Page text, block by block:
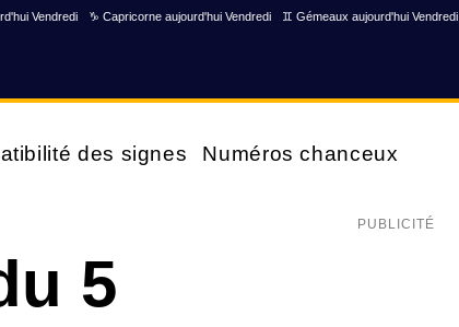
Vendredi ♑ Capricorne aujourd'hui Vendredi ♊ Gémeaux aujourd'hui Vendredi
des signes Numéros chanceux
5